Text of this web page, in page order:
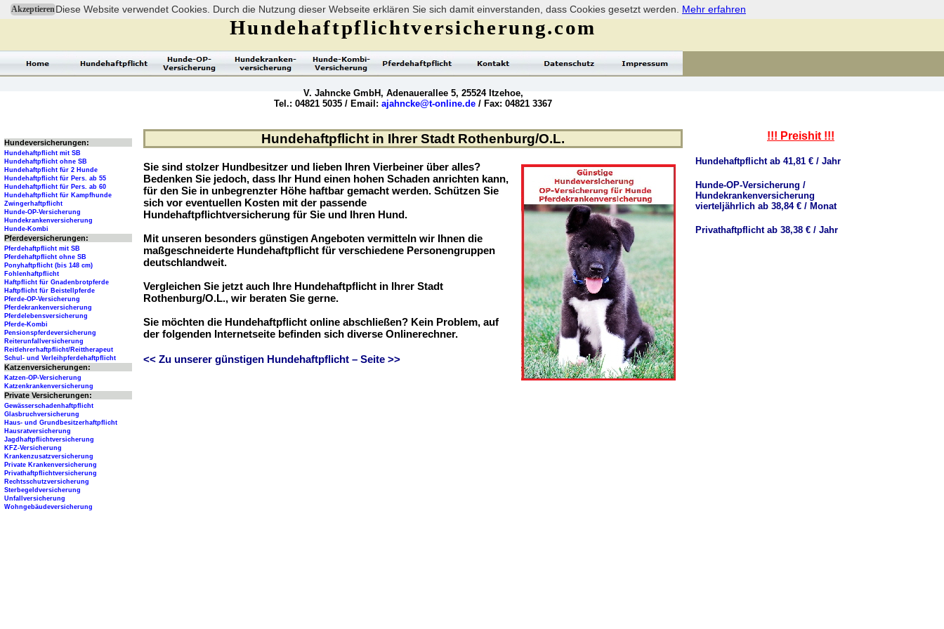
AkzeptierenDiese Website verwendet Cookies. Durch die Nutzung dieser Webseite erklären Sie sich damit einverstanden, dass Cookies gesetzt werden. Mehr erfahren
Hundehaftpflicht in Ihrer Stadt Rothenburg/O.L.
Sie sind stolzer Hundbesitzer und lieben Ihren Vierbeiner über alles?
Bedenken Sie jedoch, dass Ihr Hund einen hohen Schaden anrichten kann,
für den Sie in unbegrenzter Höhe haftbar gemacht werden. Schützen Sie
sich vor eventuellen Kosten mit der passende
Hundehaftpflichtversicherung für Sie und Ihren Hund.
Mit unseren besonders günstigen Angeboten vermitteln wir Ihnen die
maßgeschneiderte Hundehaftpflicht für verschiedene Personengruppen
deutschlandweit.
Vergleichen Sie jetzt auch Ihre Hundehaftpflicht in Ihrer Stadt
Rothenburg/O.L., wir beraten Sie gerne.
Sie möchten die Hundehaftpflicht online abschließen? Kein Problem, auf
der folgenden Internetseite befinden sich diverse Onlinerechner.
<< Zu unserer günstigen Hundehaftpflicht – Seite >>
Hundehaftpflichtversicherung.com
V. Jahncke GmbH, Adenauerallee 5, 25524 Itzehoe,
Tel.: 04821 5035 / Email: ajahncke@t-online.de / Fax: 04821 3367
!!! Preishit !!!
Hundehaftpflicht ab 41,81 € / Jahr
Hunde-OP-Versicherung /
Hundekrankenversicherung
vierteljährlich ab 38,84 € / Monat
Privathaftpflicht ab 38,38 € / Jahr
Hundeversicherungen:
Hundehaftpflicht mit SB
Hundehaftpflicht ohne SB
Hundehaftpflicht für 2 Hunde
Hundehaftpflicht für Pers. ab 55
Hundehaftpflicht für Pers. ab 60
Hundehaftpflicht für Kampfhunde
Zwingerhaftpflicht
Hunde-OP-Versicherung
Hundekrankenversicherung
Hunde-Kombi
Pferdeversicherungen:
Pferdehaftpflicht mit SB
Pferdehaftpflicht ohne SB
Ponyhaftpflicht (bis 148 cm)
Fohlenhaftpflicht
Haftpflicht für Gnadenbrotpferde
Haftpflicht für Beistellpferde
Pferde-OP-Versicherung
Pferdekrankenversicherung
Pferdelebensversicherung
Pferde-Kombi
Pensionspferdeversicherung
Reiterunfallversicherung
Reitlehrerhaftpflicht/Reittherapeut
Schul- und Verleihpferdehaftpflicht
Katzenversicherungen:
Katzen-OP-Versicherung
Katzenkrankenversicherung
Private Versicherungen:
Gewässerschadenhaftpflicht
Glasbruchversicherung
Haus- und Grundbesitzerhaftpflicht
Hausratversicherung
Jagdhaftpflichtversicherung
KFZ-Versicherung
Krankenzusatzversicherung
Private Krankenversicherung
Privathaftpflichtversicherung
Rechtsschutzversicherung
Sterbegeldversicherung
Unfallversicherung
Wohngebäudeversicherung